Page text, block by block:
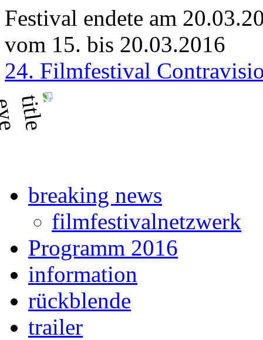
Festival endete am
vom 15. bis 20.03.2016
24. Filmfestival
breaking news
filmfestivalnetzwerk
Programm 2016
information
rückblende
trailer